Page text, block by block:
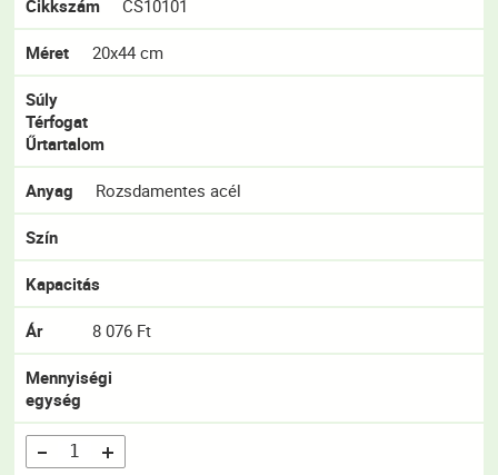
Cikkszám CS10101
Méret 20x44 cm
Súly
Térfogat
Űrtartalom
Anyag Rozsdamentes acél
Szín
Kapacitás
Ár 8 076 Ft
Mennyiségi
egység